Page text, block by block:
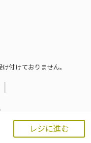
レジに進む
付けておりません。